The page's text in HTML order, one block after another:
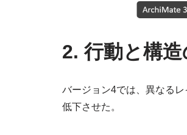
2. 行動と構
バージョン4では、異なる
低下させた。